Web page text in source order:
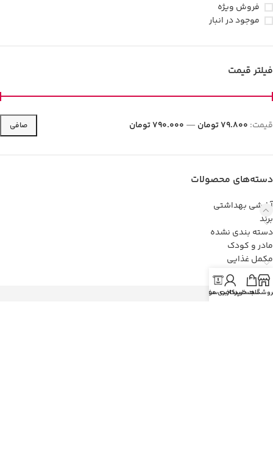
فروش ویژه
موجود در انبار
فیلتر قیمت
صافی قيمت: 79.800 تومان — 790.000 تومان
دسته‌های محصولات
آرایشی بهداشتی
برند
دسته بندی نشده
مادر و کودک
مکمل غذایی
سبد خرید
حساب کاربری من
پرداخت سفارش